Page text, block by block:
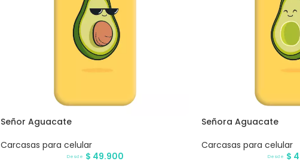
Señor Aguacate
Carcasas para celular
Desde $ 49.900
Señora Aguacate
Carcasas para celular
Desde $